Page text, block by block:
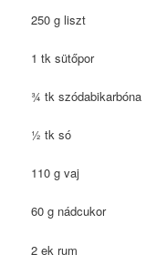
250 g liszt
1 tk sütőpor
¾ tk szódabikarbóna
½ tk só
110 g vaj
60 g nádcukor
2 ek rum